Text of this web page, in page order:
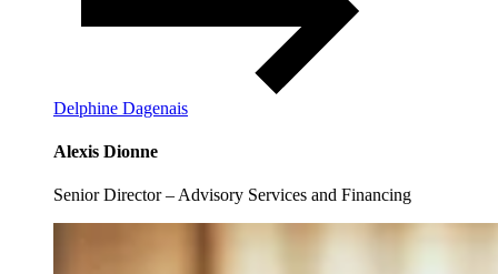
Delphine Dagenais
Alexis Dionne
Senior Director – Advisory Services and Financing